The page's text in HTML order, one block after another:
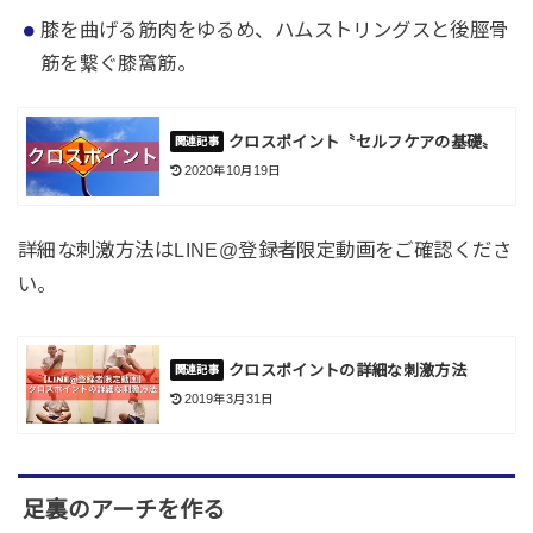
膝を曲げる筋肉をゆるめ、ハムストリングスと後脛骨
筋を繋ぐ膝窩筋。
クロスポイント〝セルフケアの基礎〟
2020年10月19日
詳細な刺激方法はLINE@登録者限定動画をご確認くださ
い。
クロスポイントの詳細な刺激方法
2019年3月31日
足裏のアーチを作る